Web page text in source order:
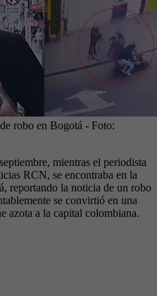
robo en Bogotá - Foto:
mientras el periodista
RCN, se encontraba en la
reportando la noticia de un robo
se convirtió en una
azota a la capital colombiana.